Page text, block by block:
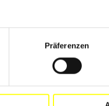
Präferenzen